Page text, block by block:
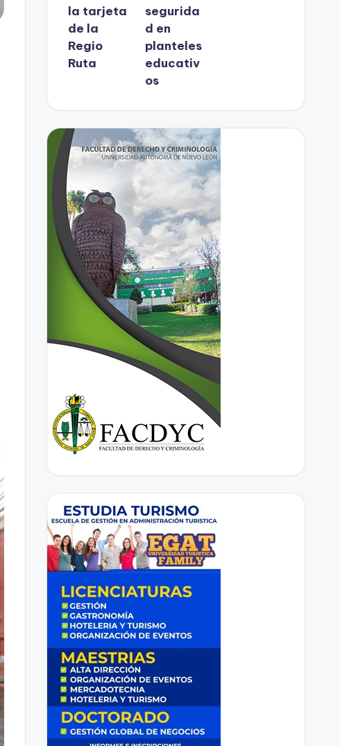
la tarjeta
de la
Regio
Ruta
segurida
d en
planteles
educativ
os